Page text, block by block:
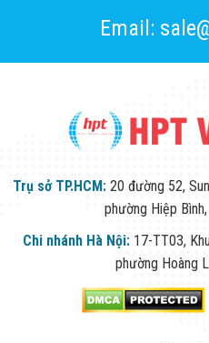
Email:
Trụ sở TP.HCM: 20 đường 52,
phường Hiệp
Chi nhánh Hà Nội: 17-TT03,
phường Hoàng